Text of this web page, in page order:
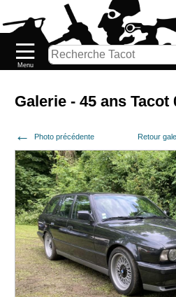
Galerie - 45 ans Tacot
Photo précédente Retour
Nouveautés
Catalogue/Stock
PETITS
PRIX
Réassort
Seconde
main
Galerie